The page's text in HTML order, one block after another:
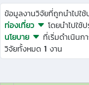
ข้อมูลงานวิจัยที่ถูกนำไปใช้
ท่องเที่ยว
โดยนำไปใช้
นโยบาย
ที่เริ่มดำเนิน
วิจัยทั้งหมด 1 งาน